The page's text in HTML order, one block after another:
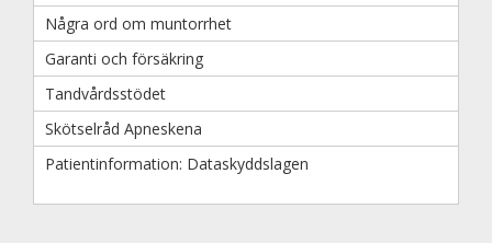
Några ord om muntorrhet
Garanti och försäkring
Tandvårdsstödet
Skötselråd Apneskena
Patientinformation: Dataskyddslagen